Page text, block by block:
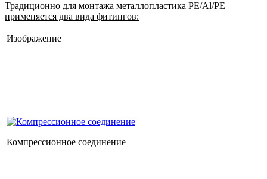
Традиционно для монтажа металлопластика PE/Al/PE
применяется два вида фитингов:
Изображение
Компрессионное соединение